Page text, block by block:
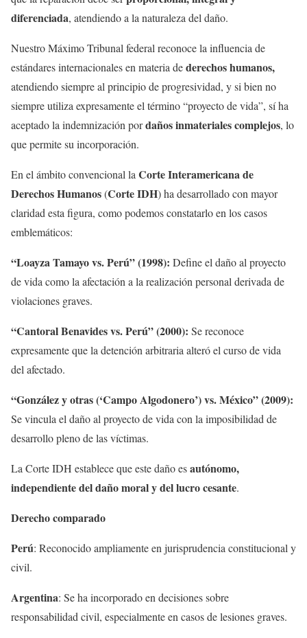
diferenciada, atendiendo a la naturaleza del daño.
Nuestro Máximo Tribunal federal reconoce la influencia de
estándares internacionales en materia dederechos humanos,
atendiendo siempre al principio de progresividad, y si bien no
siempre utiliza expresamente el término “proyecto de vida”, sí ha
aceptado la indemnización pordaños inmateriales complejos, lo
que permite su incorporación.
En el ámbito convencional laCorte Interamericana de
Derechos Humanos(Corte IDH) ha desarrollado con mayor
claridad esta figura, como podemos constatarlo en los casos
emblemáticos:
“Loayza Tamayo vs. Perú” (1998): Define el daño al proyecto
de vida como la afectación a la realización personal derivada de
violaciones graves.
“Cantoral Benavides vs. Perú” (2000): Se reconoce
expresamente que la detención arbitraria alteró el curso de vida
del afectado.
“González y otras (‘Campo Algodonero’) vs. México” (2009):
Se vincula el daño al proyecto de vida con la imposibilidad de
desarrollo pleno de las víctimas.
La Corte IDH establece que este daño esautónomo,
independiente del daño moral y del lucro cesante.
Derecho comparado
Perú: Reconocido ampliamente en jurisprudencia constitucional y
civil.
Argentina: Se ha incorporado en decisiones sobre
responsabilidad civil, especialmente en casos de lesiones graves.